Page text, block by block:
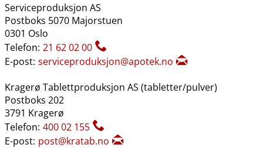
Serviceproduksjon AS
Postboks 5070 Majorstuen
0301 Oslo
Telefon: 21 62 02 00
E-post: serviceproduksjon@apotek.no
Kragerø Tablettproduksjon AS (tabletter​/​pulver)
Postboks 202
3791 Kragerø
Telefon: 400 02 155
E-post: post@kratab.no